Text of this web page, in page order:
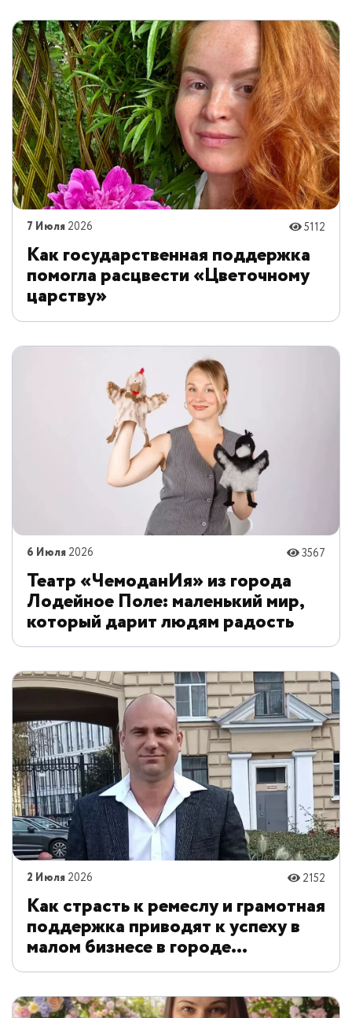
7 Июля 2026 5112
Как государственная поддержка
помогла расцвести «Цветочному
царству»
6 Июля 2026 3567
Театр «ЧемоданИя» из города
Лодейное Поле: маленький мир,
который дарит людям радость
2 Июля 2026 2152
Как страсть к ремеслу и грамотная
поддержка приводят к успеху в
малом бизнесе в городе
Приозёрск